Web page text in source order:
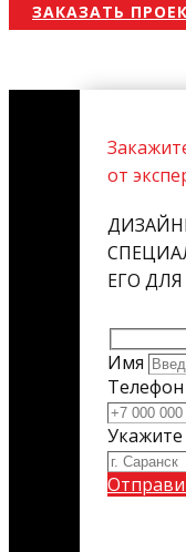
ЗАКАЗАТЬ
от
ЕГО ДЛЯ
Имя
Телефон